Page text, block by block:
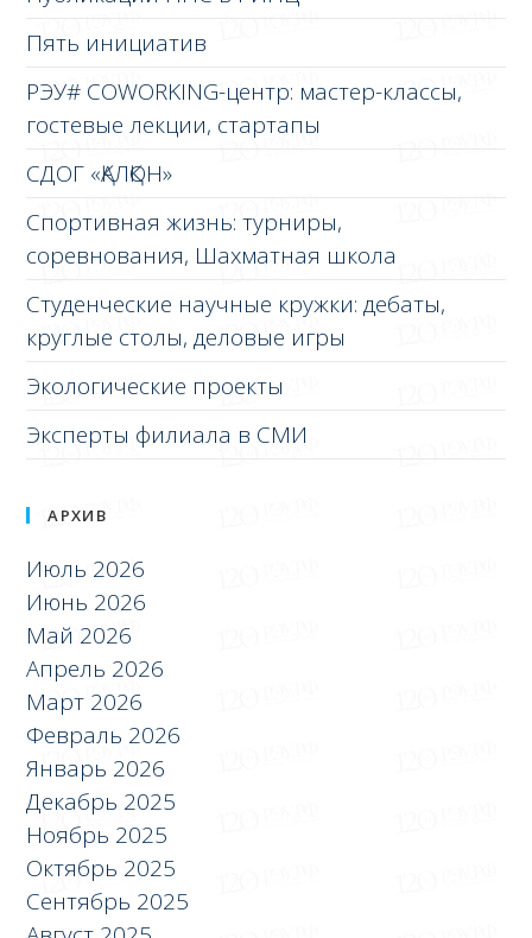
Пять инициатив
РЭУ# COWORKING-центр: мастер-классы,
гостевые лекции, стартапы
СДОГ «ҚАЛҚОН»
Спортивная жизнь: турниры,
соревнования, Шахматная школа
Студенческие научные кружки: дебаты,
круглые столы, деловые игры
Экологические проекты
Эксперты филиала в СМИ
АРХИВ
Июль 2026
Июнь 2026
Май 2026
Апрель 2026
Март 2026
Февраль 2026
Январь 2026
Декабрь 2025
Ноябрь 2025
Октябрь 2025
Сентябрь 2025